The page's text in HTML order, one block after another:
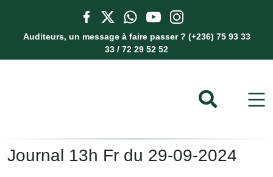
Auditeurs, un message à faire passer ? (+236) 75 93 33
33 / 72 29 52 52
Journal 13h Fr du 29-09-2024